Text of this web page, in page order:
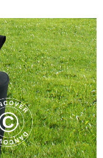
De FleXtents
aan verschillende
herontwerpen,
voor diverse
zijwanden met diverse
Safety
luifels en
mogelijk maken om
geheel te combineren.